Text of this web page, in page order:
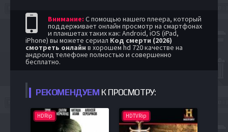
Внимание: С помощью нашего плеера, который
поддерживает онлайн просмотр на смартфонах
и планшетах таких как: Android, iOS (iPad,
iPhone) вы можете сериал Код смерти (2026)
смотреть онлайн в хорошем hd 720 качестве на
андроид телефоне полностью и совершенно
бесплатно.
РЕКОМЕНДУЕМ К ПРОСМОТРУ:
HDRip HDTVRip